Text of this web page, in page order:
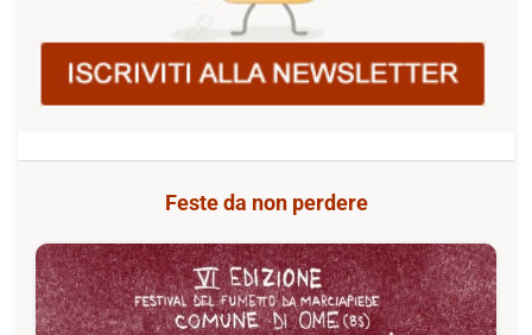
Feste da non perdere